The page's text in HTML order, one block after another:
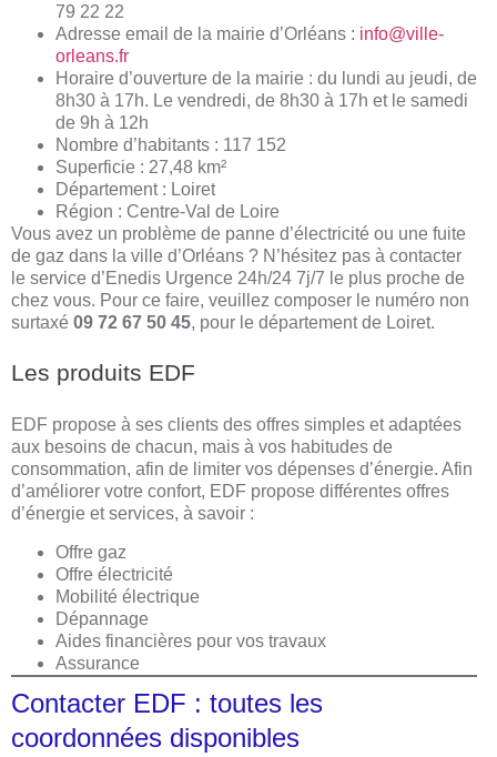
79 22 22
Adresse email de la mairie d’Orléans : info@ville-
orleans.fr
Horaire d’ouverture de la mairie : du lundi au jeudi, de
8h30 à 17h. Le vendredi, de 8h30 à 17h et le samedi
de 9h à 12h
Nombre d’habitants : 117 152
Superficie : 27,48 km²
Département : Loiret
Région : Centre-Val de Loire
Vous avez un problème de panne d’électricité ou une fuite
de gaz dans la ville d’Orléans ? N’hésitez pas à contacter
le service d’Enedis Urgence 24h/24 7j/7 le plus proche de
chez vous. Pour ce faire, veuillez composer le numéro non
surtaxé 09 72 67 50 45, pour le département de Loiret.
Les produits EDF
EDF propose à ses clients des offres simples et adaptées
aux besoins de chacun, mais à vos habitudes de
consommation, afin de limiter vos dépenses d’énergie. Afin
d’améliorer votre confort, EDF propose différentes offres
d’énergie et services, à savoir :
Offre gaz
Offre électricité
Mobilité électrique
Dépannage
Aides financières pour vos travaux
Assurance
Contacter EDF : toutes les
coordonnées disponibles